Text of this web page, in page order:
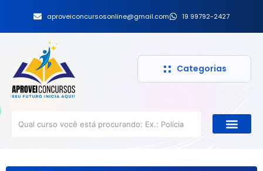
aproveiconcursosonline@gmail.com 19 99792-2427
Categorias